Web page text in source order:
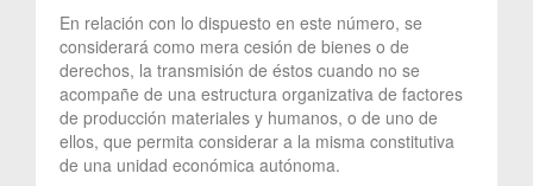
En relación con lo dispuesto en este número, se
considerará como mera cesión de bienes o de
derechos, la transmisión de éstos cuando no se
acompañe de una estructura organizativa de factores
de producción materiales y humanos, o de uno de
ellos, que permita considerar a la misma constitutiva
de una unidad económica autónoma.